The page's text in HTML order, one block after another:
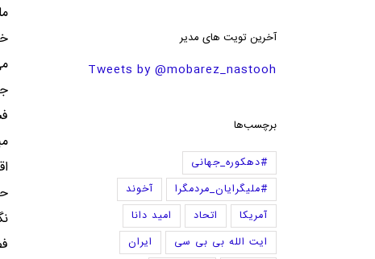
آخرین تویت های مدیر
Tweets by @mobarez_nastooh
برچسب‌ها
#دهکوره_جهانی
#ملیگرایان_مردمگرا
آخوند
آمریکا
اتحاد
امید دانا
ایت الله بی بی سی
ایران